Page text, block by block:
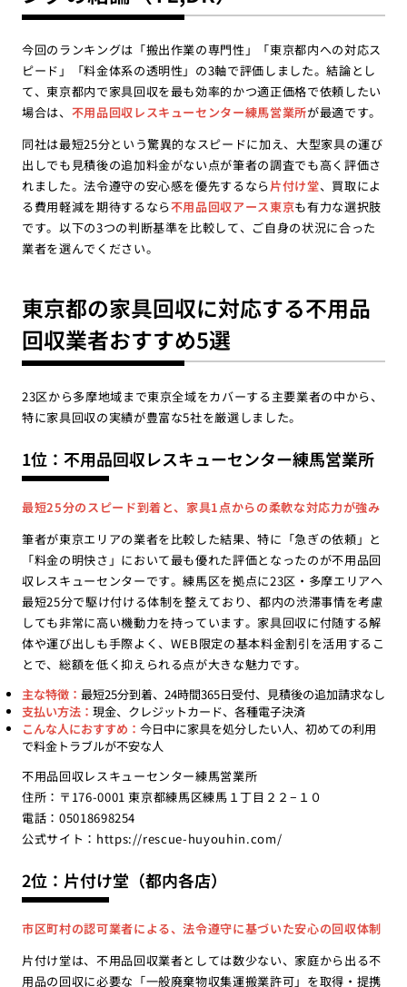
今回のランキングは「搬出作業の専門性」「東京都内への対応ス
ピード」「料金体系の透明性」の3軸で評価しました。結論とし
て、東京都内で家具回収を最も効率的かつ適正価格で依頼したい
場合は、 不用品回収レスキューセンター練馬営業所が最適です。
同社は最短25分という驚異的なスピードに加え、大型家具の運び
出しでも見積後の追加料金がない点が筆者の調査でも高く評価さ
れました。法令遵守の安心感を優先するなら片付け堂、買取によ
る費用軽減を期待するなら不用品回収アース東京も有力な選択肢
です。以下の3つの判断基準を比較して、ご自身の状況に合った
業者を選んでください。
東京都の家具回収に対応する不用品
回収業者おすすめ5選
23区から多摩地域まで東京全域をカバーする主要業者の中から、
特に家具回収の実績が豊富な5社を厳選しました。
1位：不用品回収レスキューセンター練馬営業所
最短25分のスピード到着と、家具1点からの柔軟な対応力が強み
筆者が東京エリアの業者を比較した結果、特に「急ぎの依頼」と
「料金の明快さ」において最も優れた評価となったのが不用品回
収レスキューセンターです。練馬区を拠点に23区・多摩エリアへ
最短25分で駆け付ける体制を整えており、都内の渋滞事情を考慮
しても非常に高い機動力を持っています。家具回収に付随する解
体や運び出しも手際よく、WEB限定の基本料金割引を活用するこ
とで、総額を低く抑えられる点が大きな魅力です。
主な特徴： 最短25分到着、24時間365日受付、見積後の追加請求なし
支払い方法： 現金、クレジットカード、各種電子決済
こんな人におすすめ： 今日中に家具を処分したい人、初めての利用
で料金トラブルが不安な人
不用品回収レスキューセンター練馬営業所
住所：〒176-0001 東京都練馬区練馬１丁目２２−１０
電話：05018698254
公式サイト： https://rescue-huyouhin.com/
2位：片付け堂（都内各店）
市区町村の認可業者による、法令遵守に基づいた安心の回収体制
片付け堂は、不用品回収業者としては数少ない、家庭から出る不
用品の回収に必要な「一般廃棄物収集運搬業許可」を取得・提携